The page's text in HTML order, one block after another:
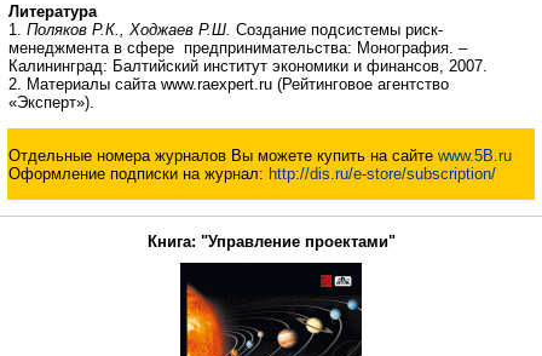
Литература
1. Поляков Р.К., Ходжаев Р.Ш. Создание подсистемы риск-
менеджмента в сфере предпринимательства: Монография. –
Калининград: Балтийский институт экономики и финансов, 2007.
2. Материалы сайта www.raexpert.ru (Рейтинговое агентство
«Эксперт»).
Отдельные номера журналов Вы можете купить на сайте www.5B.ru
Оформление подписки на журнал: http://dis.ru/e-store/subscription/
Книга: "Управление проектами"